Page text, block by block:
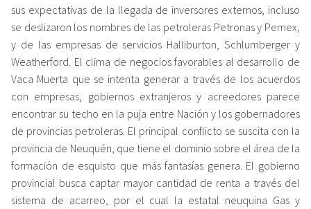
sus expectativas de la llegada de inversores externos, incluso
se deslizaron los nombres de las petroleras Petronas y Pemex,
y de las empresas de servicios Halliburton, Schlumberger y
Weatherford. El clima de negocios favorables al desarrollo de
Vaca Muerta que se intenta generar a través de los acuerdos
con empresas, gobiernos extranjeros y acreedores parece
encontrar su techo en la puja entre Nación y los gobernadores
de provincias petroleras. El principal conflicto se suscita con la
provincia de Neuquén, que tiene el dominio sobre el área de la
formación de esquisto que más fantasías genera. El gobierno
provincial busca captar mayor cantidad de renta a través del
sistema de acarreo, por el cual la estatal neuquina Gas y